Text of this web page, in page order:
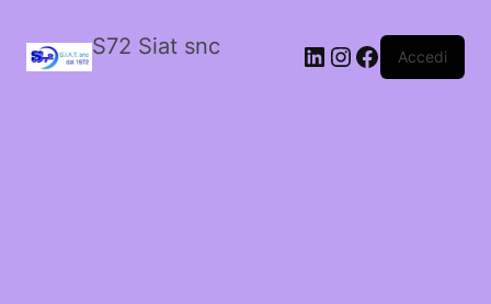
S72 Siat snc LinkedIn
Instagram
Facebook
Accedi